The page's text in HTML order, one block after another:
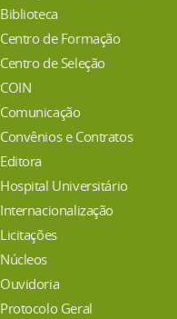
Biblioteca
Centro de Formação
Centro de Seleção
COIN
Comunicação
Convênios e Contratos
Editora
Hospital Universitário
Internacionalização
Licitações
Núcleos
Ouvidoria
Protocolo Geral